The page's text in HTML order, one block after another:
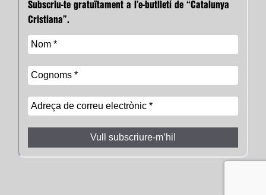
Subscriu-te gratuïtament a l’e-butlletí de “Catalunya
Cristiana”.